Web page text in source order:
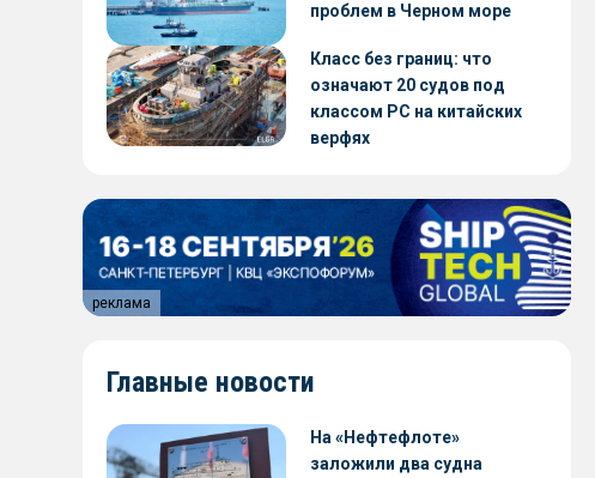
проблем в Черном море
Класс без границ: что
означают 20 судов под
классом РС на китайских
верфях
реклама
Главные новости
На «Нефтефлоте»
заложили два судна